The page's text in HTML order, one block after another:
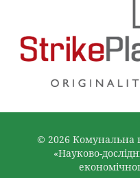
© 2026 Комунальна
«Науково-